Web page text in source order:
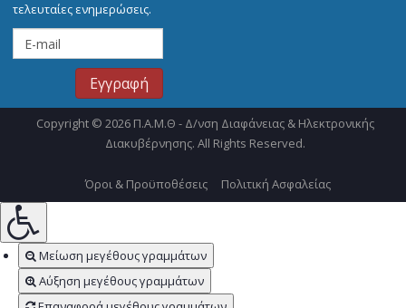
τελευταίες ενημερώσεις.
Copyright © 2026 Π.Α.Μ.Θ - Δ/νση Διαφάνειας & Ηλεκτρονικής
Διακυβέρνησης. All Rights Reserved.
Όροι & Προϋποθέσεις Πολιτική Ασφαλείας
Μείωση μεγέθους γραμμάτων
Αύξηση μεγέθους γραμμάτων